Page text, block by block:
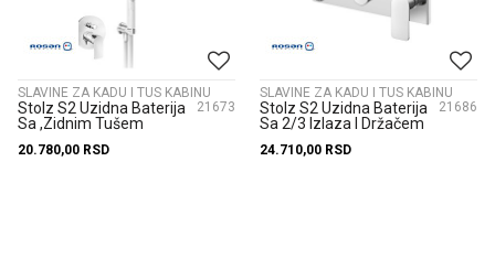
SLAVINE ZA KADU I TUS KABINU
21673
Stolz S2 Uzidna Baterija
Sa ,Zidnim Tušem
Tušem 231601
20.780,00 RSD
SLAVINE ZA KADU I TUS KABINU
21686
Stolz S2 Uzidna Baterija
Sa 2/3 Izlaza I Držačem
24.710,00 RSD